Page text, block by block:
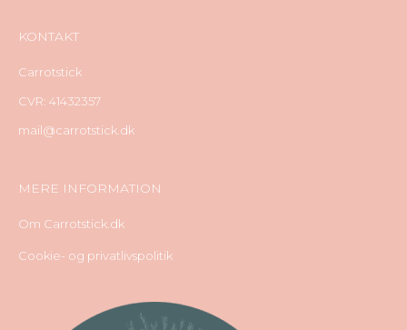
KONTAKT
Carrotstick
CVR: 41432357
mail@carrotstick.dk
MERE INFORMATION
Om Carrotstick.dk
Cookie- og privatlivspolitik